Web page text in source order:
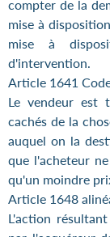
compter de la
mise à
mise à
d'intervention.
Article 1641
Le vendeur est
cachés de la
auquel on la
que l'acheteur
qu'un moindre
Article 1648
L'action